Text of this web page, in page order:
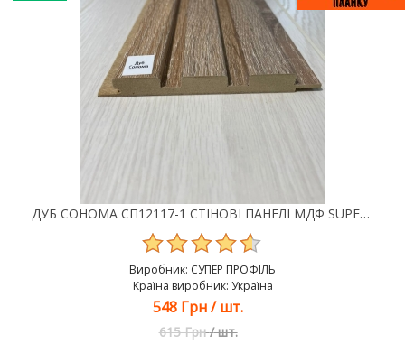
ДУБ СОНОМА СП12117-1 СТІНОВІ ПАНЕЛІ МДФ SUPER PROFIL
Виробник: СУПЕР ПРОФІЛЬ
Країна виробник: Україна
548 Грн/шт.
615 Грн /шт.